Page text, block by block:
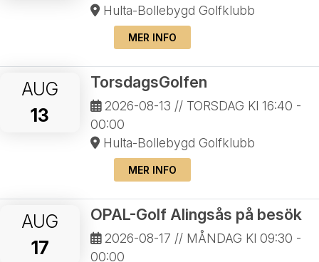
Hulta-Bollebygd Golfklubb
MER INFO
AUG
13
TorsdagsGolfen
2026-08-13 // TORSDAG Kl 16:40 -
00:00
Hulta-Bollebygd Golfklubb
MER INFO
AUG
17
OPAL-Golf Alingsås på besök
2026-08-17 // MÅNDAG Kl 09:30 -
00:00